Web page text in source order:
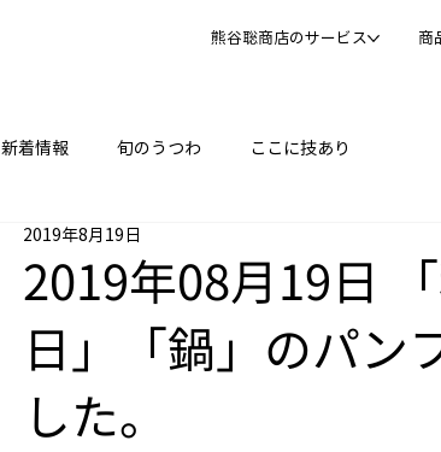
熊谷聡商店のサービス 商
新着情報 旬のうつわ ここに技あり
2019年08月19日
日」「鍋」のパン
した。
2019年8月19日